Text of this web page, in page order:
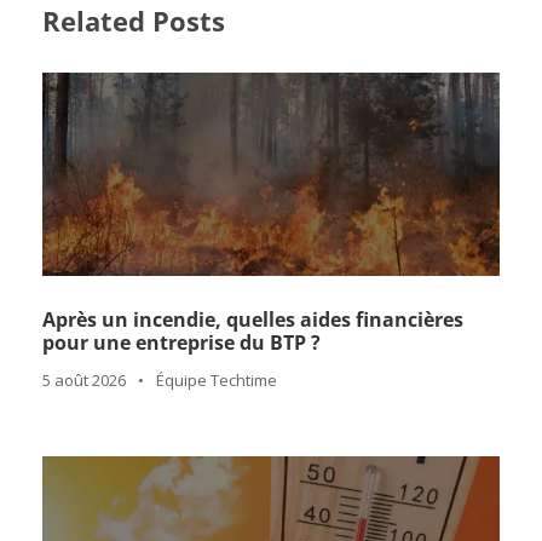
Related Posts
Après un incendie, quelles aides financières
pour une entreprise du BTP ?
5 août 2026 • Équipe Techtime